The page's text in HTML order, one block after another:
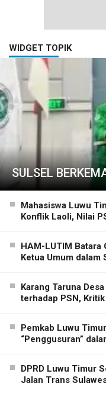
WIDGET TOPIK
SULSEL
Mahasiswa Luwu
Konflik Laoli, Nilai
HAM-LUTIM Batara
Ketua Umum dalam
Karang Taruna
terhadap PSN,
Pemkab Luwu
“Penggusuran”
DPRD Luwu Timur
Jalan Trans